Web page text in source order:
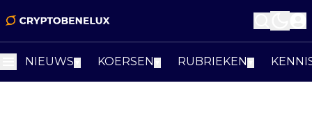
NIEUWS KOERSEN RUBRIEKEN